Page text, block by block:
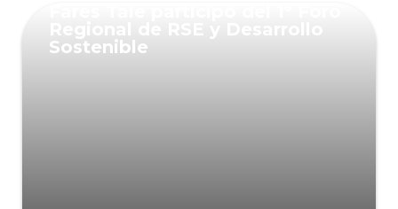
Sostenible